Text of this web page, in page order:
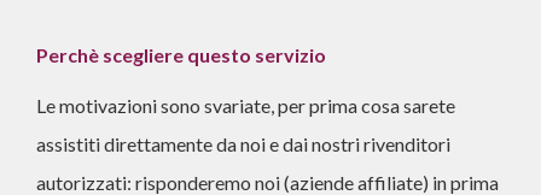
Perchè scegliere questo servizio
Le motivazioni sono svariate, per prima cosa sarete
assistiti direttamente da noi e dai nostri rivenditori
autorizzati: risponderemo noi (aziende affiliate) in prima